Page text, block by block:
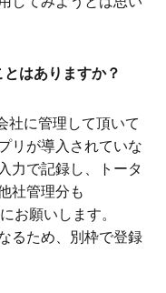
はありますか？
に管理して頂いて
リが導入されていな
力で記録し、トータ
社管理分も
お願いします。
るため、別枠で登録